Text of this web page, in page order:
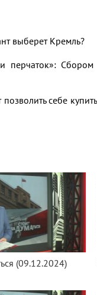
выберет Кремль?
перчаток»:
себе
(09.12.2024)